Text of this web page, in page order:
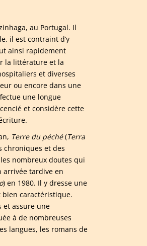
au Portugal. Il
il est contraint d’y
ainsi rapidement
la littérature et la
et diverses
ou encore dans une
une longue
et considère cette
Terre du péché(Terra
chroniques et des
nombreux doutes qui
arrivée tardive en
) en 1980. Il y dresse une
bien caractéristique.
et assure une
à de nombreuses
langues, les romans de